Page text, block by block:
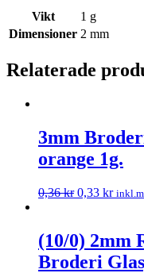
Vikt
1 g
Dimensioner 2 mm
Relaterade
3mm
orange 1g.
0,36kr 0,33 kr
(10/0) 2mm
Broderi